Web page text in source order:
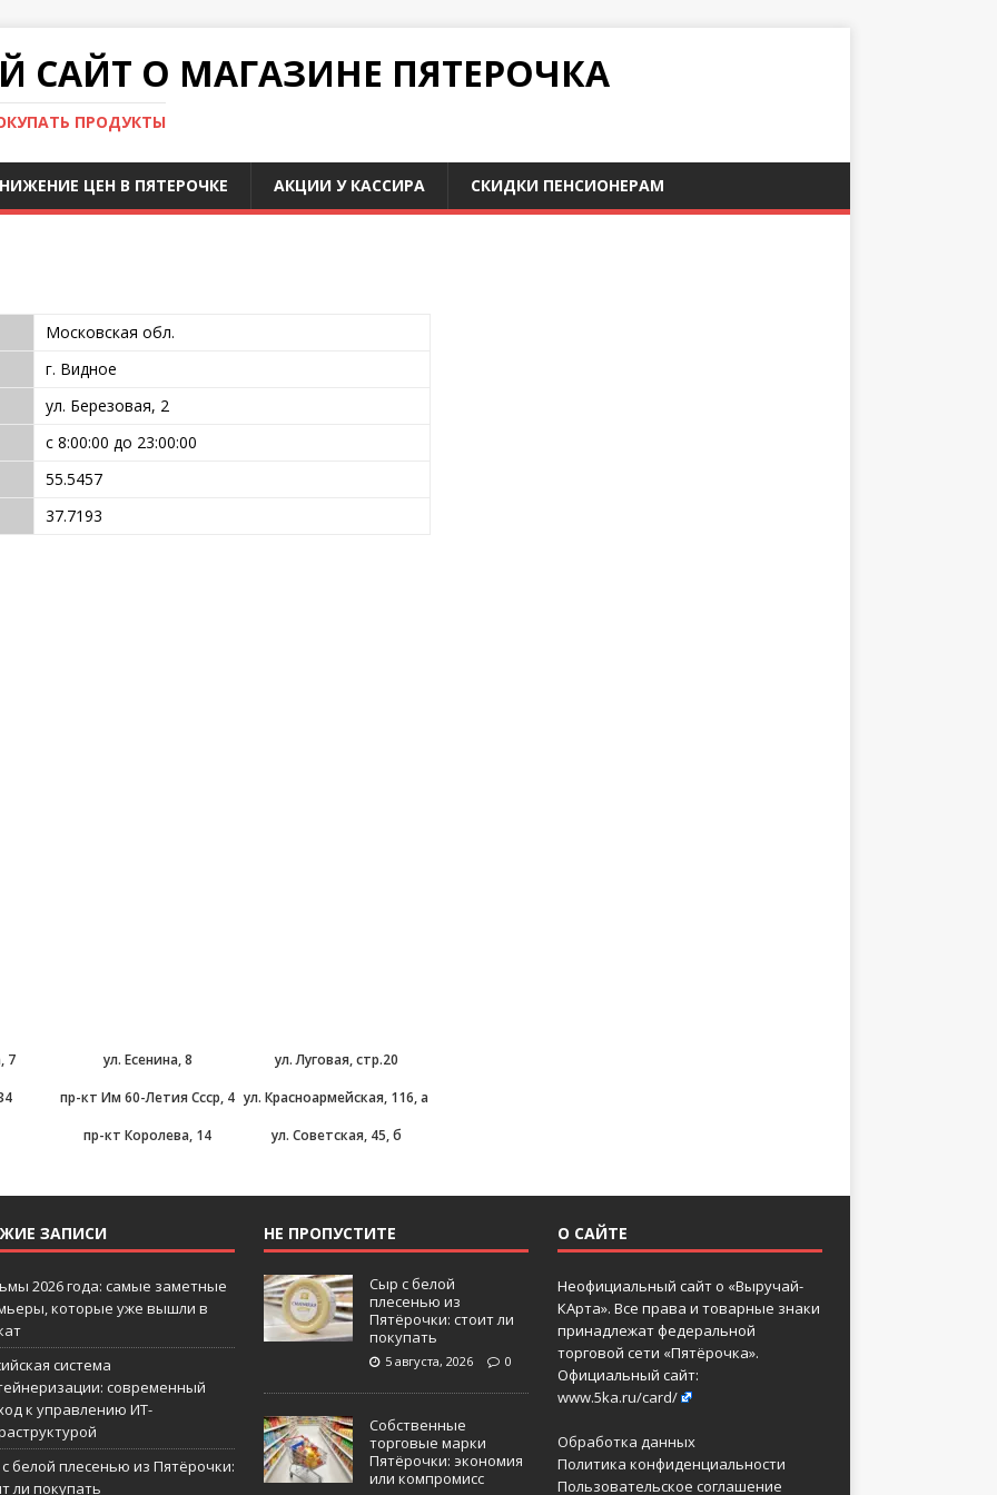
О МАГАЗИНЕ ПЯТЕРОЧКА
ПРОДУКТЫ
ЦЕН В ПЯТЕРОЧКЕ АКЦИИ У КАССИРА СКИДКИ ПЕНСИОНЕРАМ
Московская обл.
г. Видное
ул. Березовая, 2
с 8:00:00 до 23:00:00
55.5457
37.7193
7 ул. Есенина, 8
ул. Луговая, стр.20
пр-кт Им 60-Летия Ссср, 4 ул. Красноармейская, 116, а
пр-кт Королева, 14 ул. Советская, 45, б
ЗАПИСИ
2026 года: самые заметные
которые уже вышли в
система
современный
к управлению ИТ-
белой плесенью из Пятёрочки:
ли покупать
НЕ ПРОПУСТИТЕ
Сыр с белой
плесенью из
Пятёрочки: стоит ли
покупать
5 августа, 2026 0
Собственные
торговые марки
Пятёрочки: экономия
или компромисс
О САЙТЕ
Неофициальный сайт о «Выручай-
КАрта». Все права и товарные знаки
принадлежат федеральной
торговой сети «Пятёрочка».
Официальный сайт:
www.5ka.ru/card/
Обработка данных
Политика конфиденциальности
Пользовательское соглашение